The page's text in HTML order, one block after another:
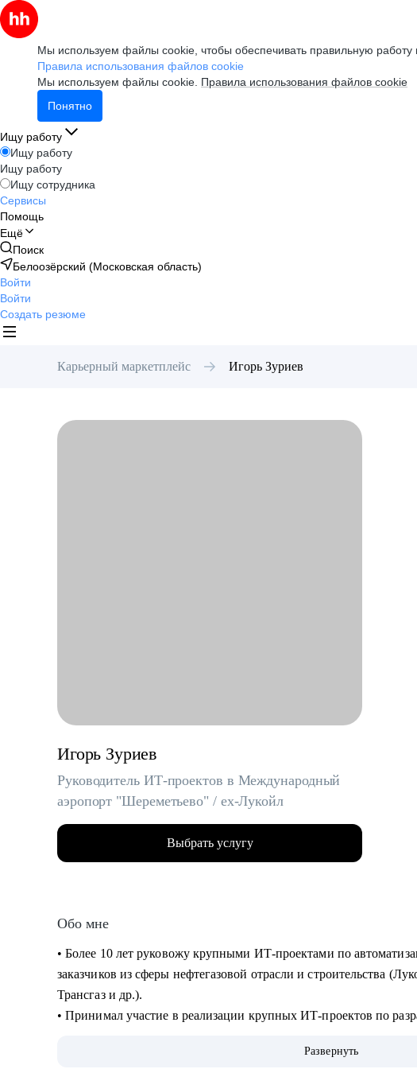
Мы используем файлы cookie, чтобы обеспечивать правильную работу
Правила использования файлов cookie
Мы используем файлы cookie. Правила использования файлов cookie
Понятно
Ищу работу
Ищу работу
Ищу работу
Ищу сотрудника
Сервисы
Помощь
Ещё
Поиск
Белоозёрский (Московская область)
Войти
Войти
Создать резюме
Карьерный маркетплейс Игорь Зуриев
Игорь Зуриев
Руководитель ИТ-проектов в Международный
аэропорт "Шереметьево" / ex-Лукойл
Выбрать услугу
Обо мне
• Более 10 лет руковожу крупными ИТ-проектами по
заказчиков из сферы нефтегазовой отрасли и строительства
Трансгаз и др.).
• Принимал участие в реализации крупных ИТ-проектов по
Развернуть